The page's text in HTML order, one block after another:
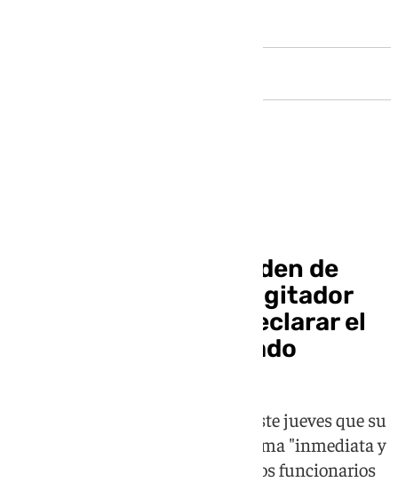
La jueza levanta la orden de
detención contra el agitador
Vito Quiles: deberá declarar el
20 de julio en el juzgado
El abogado de Quiles comunicó este jueves que su
cliente deseaba comparecer de forma "inmediata y
voluntaria", pero la respuesta de los funcionarios